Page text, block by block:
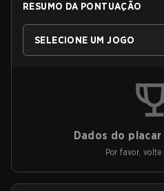
RESUMO DA PONTUAÇÃO
SELECIONE UM JOGO
Dados do
Por favor,